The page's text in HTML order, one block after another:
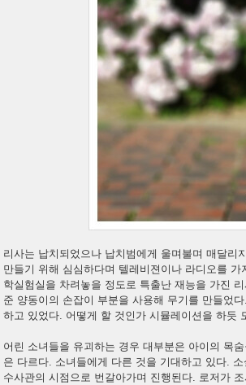
리사는 납치되었으나 납치범에게 울며불며 매달
만들기 위해 심심하다며 텔레비젼이나 라디오를
학실험실을 차려놓을 정도로 특출난 재능을 가진
준 양동이의 손잡이 부분을 사용해 무기를 만들었
하고 있었다. 어떻게 할 것인가 시뮬레이션을 하듯
어린 소녀들을 유괴하는 경우 대부분은 아이의 목
은 다르다. 소녀들에게 다른 것을 기대하고 있다.
수사관의 시점으로 번갈아가며 진행된다. 로저가